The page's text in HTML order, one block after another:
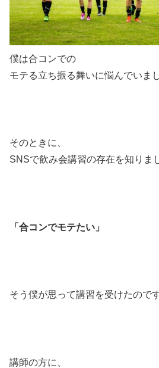
僕は合コンでの
モテる立ち振る舞いに悩んでいまし
そのときに、
SNSで飲み会講習の存在を知りま
「合コンでモテたい」
そう僕が思って講習を受けたのです
講師の方に、